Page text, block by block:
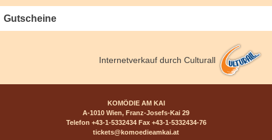
Gutscheine
Internetverkauf durch Culturall
KOMÖDIE AM KAI
A-1010 Wien, Franz-Josefs-Kai 29
Telefon +43-1-5332434 Fax +43-1-5332434-76
tickets@komoedieamkai.at